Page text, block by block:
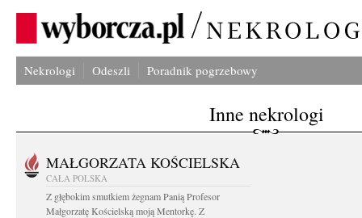
Nekrologi Odeszli Poradnik pogrzebowy
Inne nekrologi
MAŁGORZATA KOŚCIELSKA
CAŁA POLSKA
Z głębokim smutkiem żegnam Panią Profesor
Małgorzatę Kościelską moją Mentorkę. Z